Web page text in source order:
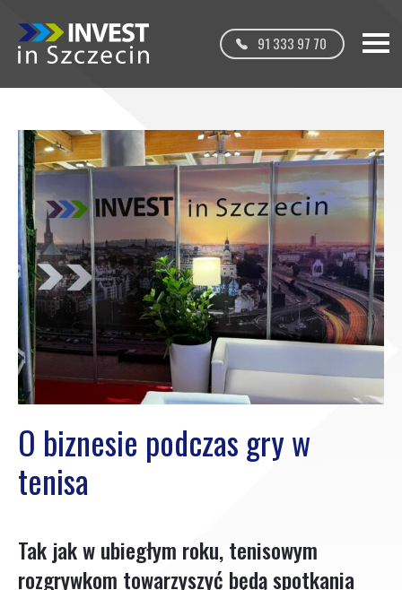
91 333 97 70
O biznesie podczas gry w
tenisa
Tak jak w ubiegłym roku, tenisowym
rozgrywkom towarzyszyć będą spotkania